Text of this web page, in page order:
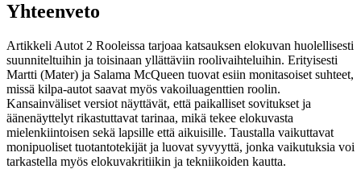
Yhteenveto
Artikkeli Autot 2 Rooleissa tarjoaa katsauksen elokuvan huolellisesti
suunniteltuihin ja toisinaan yllättäviin roolivaihteluihin. Erityisesti
Martti (Mater) ja Salama McQueen tuovat esiin monitasoiset suhteet,
missä kilpa-autot saavat myös vakoiluagenttien roolin.
Kansainväliset versiot näyttävät, että paikalliset sovitukset ja
äänenäyttelyt rikastuttavat tarinaa, mikä tekee elokuvasta
mielenkiintoisen sekä lapsille että aikuisille. Taustalla vaikuttavat
monipuoliset tuotantotekijät ja luovat syvyyttä, jonka vaikutuksia voi
tarkastella myös elokuvakritiikin ja tekniikoiden kautta.